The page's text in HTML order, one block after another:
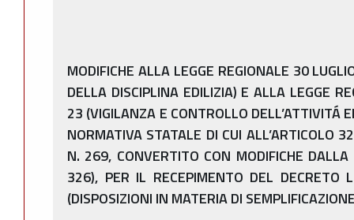
MODIFICHE ALLA LEGGE REGIONALE 30
DELLA DISCIPLINA EDILIZIA) E ALLA LEGGE
23 (VIGILANZA E CONTROLLO DELL’ATTIVITÁ
NORMATIVA STATALE DI CUI ALL’ARTICOLO
N. 269, CONVERTITO CON MODIFICHE
326), PER IL RECEPIMENTO DEL
(DISPOSIZIONI IN MATERIA DI